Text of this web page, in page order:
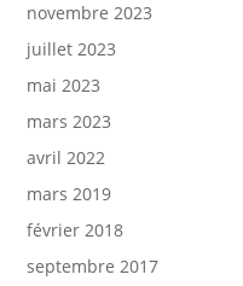
novembre 2023
juillet 2023
mai 2023
mars 2023
avril 2022
mars 2019
février 2018
septembre 2017